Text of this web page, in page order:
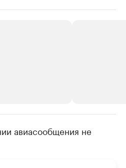
и
авиасообщения не